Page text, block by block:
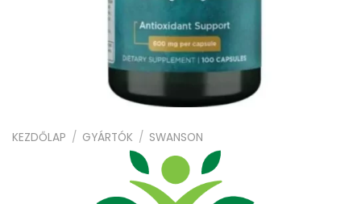
KEZDŐLAP / GYÁRTÓK / SWANSON